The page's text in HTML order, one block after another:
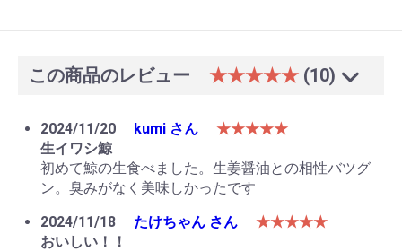
この商品のレビュー ★★★★★ (10)
2024/11/20 kumi さん
★★★★★
生イワシ鯨
初めて鯨の生食べました。生姜醤油との相性バツグ
ン。臭みがなく美味しかったです
2024/11/18
たけちゃん さん
★★★★★
おいしい！！